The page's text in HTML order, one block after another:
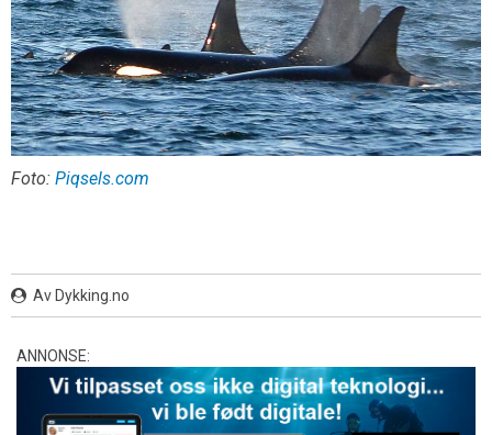
Foto: Piqsels.com
Av Dykking.no
ANNONSE: